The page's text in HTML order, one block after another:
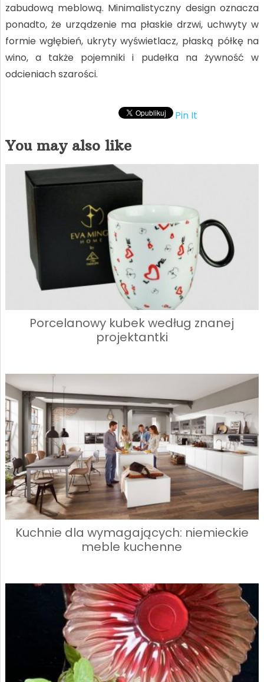
zabudową meblową. Minimalistyczny design oznacza
ponadto, że urządzenie ma płaskie drzwi, uchwyty w
formie wgłębień, ukryty wyświetlacz, płaską półkę na
wino, a także pojemniki i pudełka na żywność w
odcieniach szarości.
Pin It
You may also like
Porcelanowy kubek według znanej
projektantki
Kuchnie dla wymagających: niemieckie
meble kuchenne